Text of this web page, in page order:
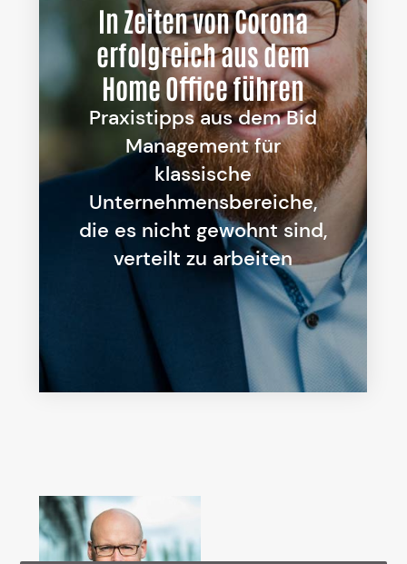
In Zeiten von Corona
erfolgreich aus dem
Home Office führen
Praxistipps aus dem Bid
Management für
klassische
Unternehmensbereiche,
die es nicht gewohnt sind,
verteilt zu arbeiten